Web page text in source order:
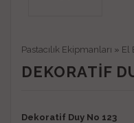
Pastacılık Ekipmanları » El
DEKORATIF
Dekoratif Duy No 123